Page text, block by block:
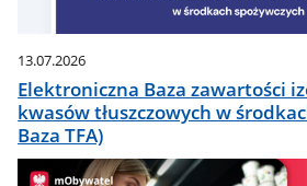
13.07.2026
Elektroniczna Baza zawartości
kwasów tłuszczowych w
Baza TFA)